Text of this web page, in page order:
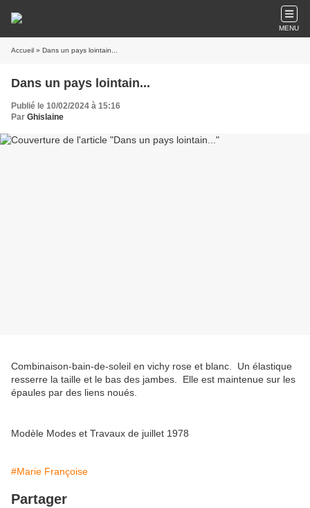
MENU
Accueil » Dans un pays lointain...
Dans un pays lointain...
Publié le 10/02/2024 à 15:16
Par Ghislaine
Combinaison-bain-de-soleil en vichy rose et blanc. Un élastique
resserre la taille et le bas des jambes. Elle est maintenue sur les
épaules par des liens noués.
Modèle Modes et Travaux de juillet 1978
#Marie Françoise
Partager